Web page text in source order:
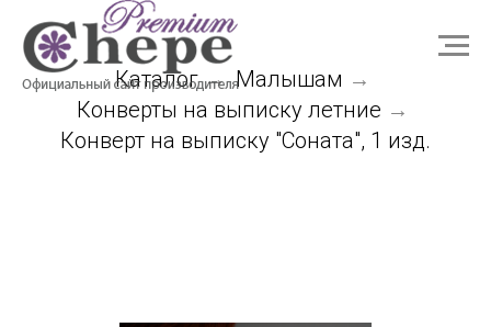
Каталог → Малышам →
Конверты на выписку летние →
Конверт на выписку "Соната", 1 изд.